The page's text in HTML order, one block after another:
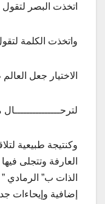
اتخذت البصر لتقول
واتخذت الكلمة
الاختيار جعل العالم
وكنتيجة طبيعية
العارفة وتتجلى
الذات ب” الرمادي
إضافية وإيحاءات